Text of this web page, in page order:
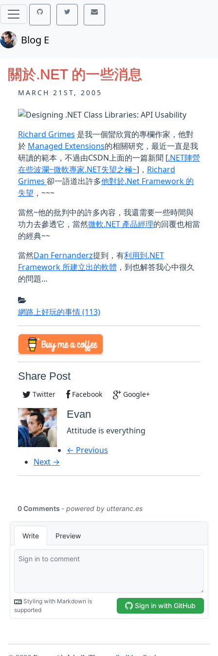
Blog E
關於.NET 的一些消息
MARCH 21ST, 2005
Richard Grimes 是我一個蠻欣賞的專欄作家，他對
於 Managed Extensions的相關研究，最近一直是我
研讀的範本，不過由CSDN上面的一篇新聞 [.NET陣營
在些波瀾~微軟專家.NET失望之極~]， Richard
Grimes 卻一語道出許多他對於.Net Framework 的
失望 ，~~~
當然~他的批判中的許多內容，我還需要一些時間與
功力去參透它，當然微軟.NET 產品經理的回覆也相當
的經典~~
當然Dan Fernanderz提到，有利用到.NET
Framework 所建立出的軟體 ，到也解答我心中很久
的問題…
網路上好玩的事情(113)
Share Post
Twitter Facebook Google+
Evan
Attitude is everything
← Previous
Next →